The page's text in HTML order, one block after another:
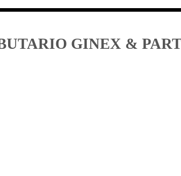
GINEX &